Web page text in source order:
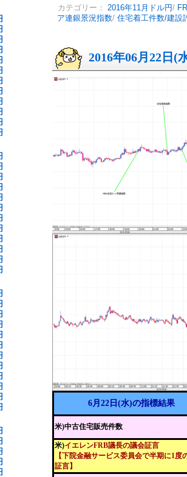
カテゴリー： 2016年11月ドル円/
ア連銀景況指数/ 住宅着工件数/建設
2016年06月22日(
6月22日(水)の指標結果
米)中古住宅販売件数
米)イエレンFRB議長の議会証言
【下院金融サービス委員会で半期に1度
証言】